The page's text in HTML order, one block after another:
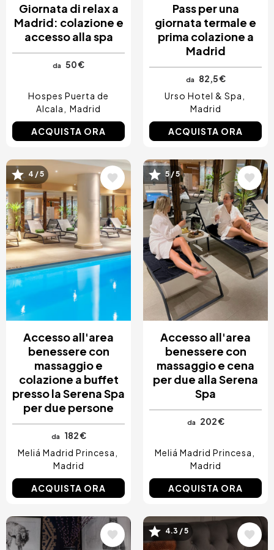
Giornata di relax a
Madrid: colazione e
accesso alla spa
da 50 €
Hospes Puerta de
Alcala
Madrid
ACQUISTA ORA
Pass per una
giornata termale e
prima colazione a
Madrid
da
82,5 €
Urso Hotel & Spa
Madrid
ACQUISTA ORA
Immagine
4 / 5
Accesso all'area
benessere con
massaggio e
colazione a buffet
presso la Serena Spa
per due persone
da
182 €
Meliá Madrid Princesa
Madrid
ACQUISTA ORA
Immagine
5 / 5
Accesso all'area
benessere con
massaggio e cena
per due alla Serena
Spa
da 202 €
Meliá Madrid Princesa
Madrid
ACQUISTA ORA
Immagine Immagine
4.3 / 5